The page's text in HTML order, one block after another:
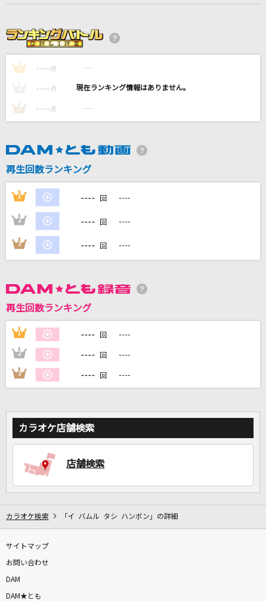
Fallen
やさしさで溢れるように
JUJU
コブクロ
大滝詠一
[生音]ボクノート
スキマスイッチ
[生音]アイノカタチ feat.HIDE(GReeeeN)
Misia
DAMの新曲・ランキングなど
DAMに会員登録・ログインして
自宅でカラオケ歌い放題！
1 ---- 点 ----
---- 点 ----
3 ---- 点 ----
再生回数ランキング
1 ---- 回 ----
2 ---- 回 ----
3 ---- 回 ----
再生回数ランキング
1 ---- 回 ----
2 ---- 回 ----
3 ---- 回 ----
カラオケ店舗検索
店舗検索
カラオケ検索 「イ バムル タシ ハンボン」の詳細
サイトマップ
お問い合わせ
DAM
DAM★とも